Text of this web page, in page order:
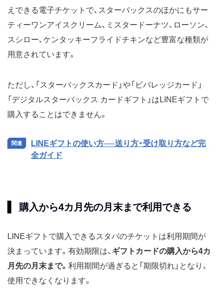
えできる電子チケットで、スターバックスのほかにもサー
ティーワンアイスクリーム、ミスタードーナツ、ローソン、
スシロー、ケンタッキーフライドチキンなど豊富な種類が
用意されています。
ただし、「スターバックスカード」や「ビバレッジカード」
「デジタルスターバックス カードギフト」はLINEギフトで
購入することはできません。
LINEギフトの使い方──送り方・受け取り方など完
全ガイド
購入から4カ月先の月末まで利用できる
LINEギフトで購入できるスタバのチケットは利用期間が
決まっています。有効期限は、 ギフトカードの購入から4カ
月先の月末まで。 利用期間が過ぎると「期限切れ」となり、
使用できなくなります。